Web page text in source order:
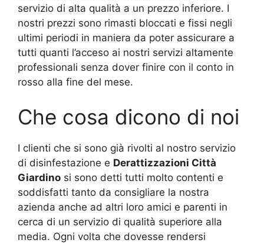
servizio di alta qualità a un prezzo inferiore. I
nostri prezzi sono rimasti bloccati e fissi negli
ultimi periodi in maniera da poter assicurare a
tutti quanti l’acceso ai nostri servizi altamente
professionali senza dover finire con il conto in
rosso alla fine del mese.
Che cosa dicono di noi
I clienti che si sono già rivolti al nostro servizio
di disinfestazione e Derattizzazioni Città
Giardino si sono detti tutti molto contenti e
soddisfatti tanto da consigliare la nostra
azienda anche ad altri loro amici e parenti in
cerca di un servizio di qualità superiore alla
media. Ogni volta che dovesse rendersi